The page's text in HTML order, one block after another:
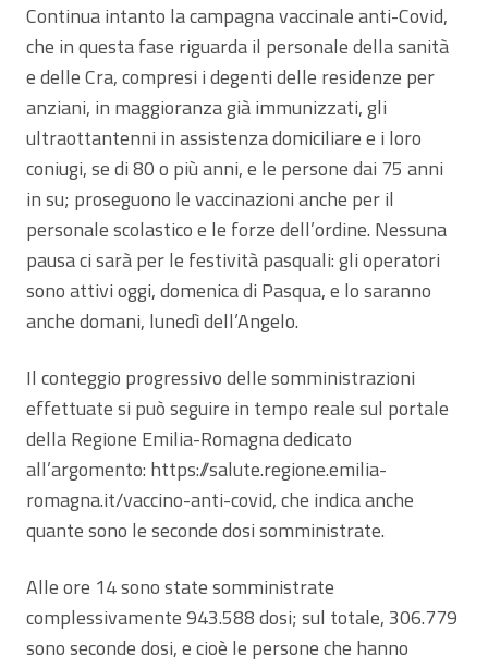
Continua intanto la campagna vaccinale anti-Covid,
che in questa fase riguarda il personale della sanità
e delle Cra, compresi i degenti delle residenze per
anziani, in maggioranza già immunizzati, gli
ultraottantenni in assistenza domiciliare e i loro
coniugi, se di 80 o più anni, e le persone dai 75 anni
in su; proseguono le vaccinazioni anche per il
personale scolastico e le forze dell’ordine. Nessuna
pausa ci sarà per le festività pasquali: gli operatori
sono attivi oggi, domenica di Pasqua, e lo saranno
anche domani, lunedì dell’Angelo.
Il conteggio progressivo delle somministrazioni
effettuate si può seguire in tempo reale sul portale
della Regione Emilia-Romagna dedicato
all’argomento: https://salute.regione.emilia-
romagna.it/vaccino-anti-covid, che indica anche
quante sono le seconde dosi somministrate.
Alle ore 14 sono state somministrate
complessivamente 943.588 dosi; sul totale, 306.779
sono seconde dosi, e cioè le persone che hanno